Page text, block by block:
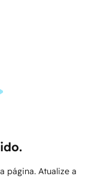
página. Atualize a